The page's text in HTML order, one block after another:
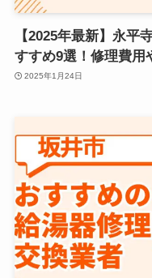
【2025年最新】永平
すすめ9選！修理費用
2025年1月24日